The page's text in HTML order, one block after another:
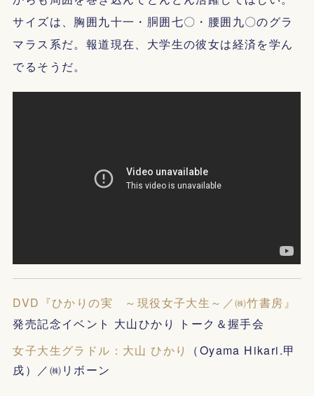
サイズは、胸囲九十一・胴囲七〇・腰囲九〇のグラ
マラス系だ。報道現在、大学生の彼女は経済を学ん
でるそうだ。
DVD『ひかりの実 ～現役女子大生～／㈱竹書房』
発売記念イベント 大山ひかり トーク＆握手会
女子大生グラドル：大山 ひかり
（Oyama Hikari.甲
戌）／㈱リボーン